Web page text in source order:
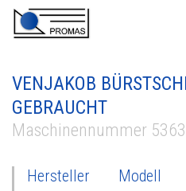
VENJAKOB
GEBRAUCHT
Maschinennummer 5363
Hersteller Modell